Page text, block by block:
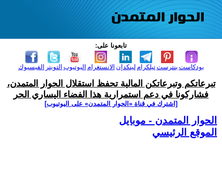
تابعونا على:
الفيسبوك التويتر اليوتيوب الانستغرام لينكدإن تيلكرامبنترست بودكاست
تبرعاتكم وتبرعاتكن المالية تحفظ استقلال الحوار المتمدن،
فشاركونا في دعم استمرارية هذا الفضاء اليساري الحر
[اشترك في قناة ‫«الحوار المتمدن» على اليوتيوب]
الحوار المتمدن - موبايل
الموقع الرئيسي